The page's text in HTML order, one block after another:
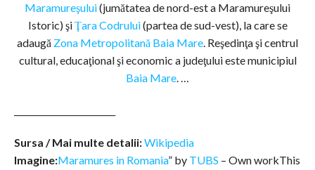
Maramureşului(jumătatea de nord-est a Maramureşului
Istoric) şiŢara Codrului(partea de sud-vest), la care se
adaugă Zona Metropolitană Baia Mare. Reşedinţa şi centrul
cultural, educaţional şi economic a judeţului este municipiul
Baia Mare. …
Sursa / Mai multe detalii:Wikipedia
Imagine:Maramures in Romania” by TUBS – Own workThis